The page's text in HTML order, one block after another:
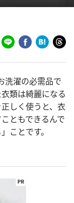
洗濯の必需品で
類は綺麗になる
しく使うと、衣
ともできるんで
ことです。